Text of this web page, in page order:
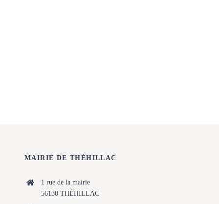
MAIRIE DE THÉHILLAC
1 rue de la mairie
56130 THÉHILLAC